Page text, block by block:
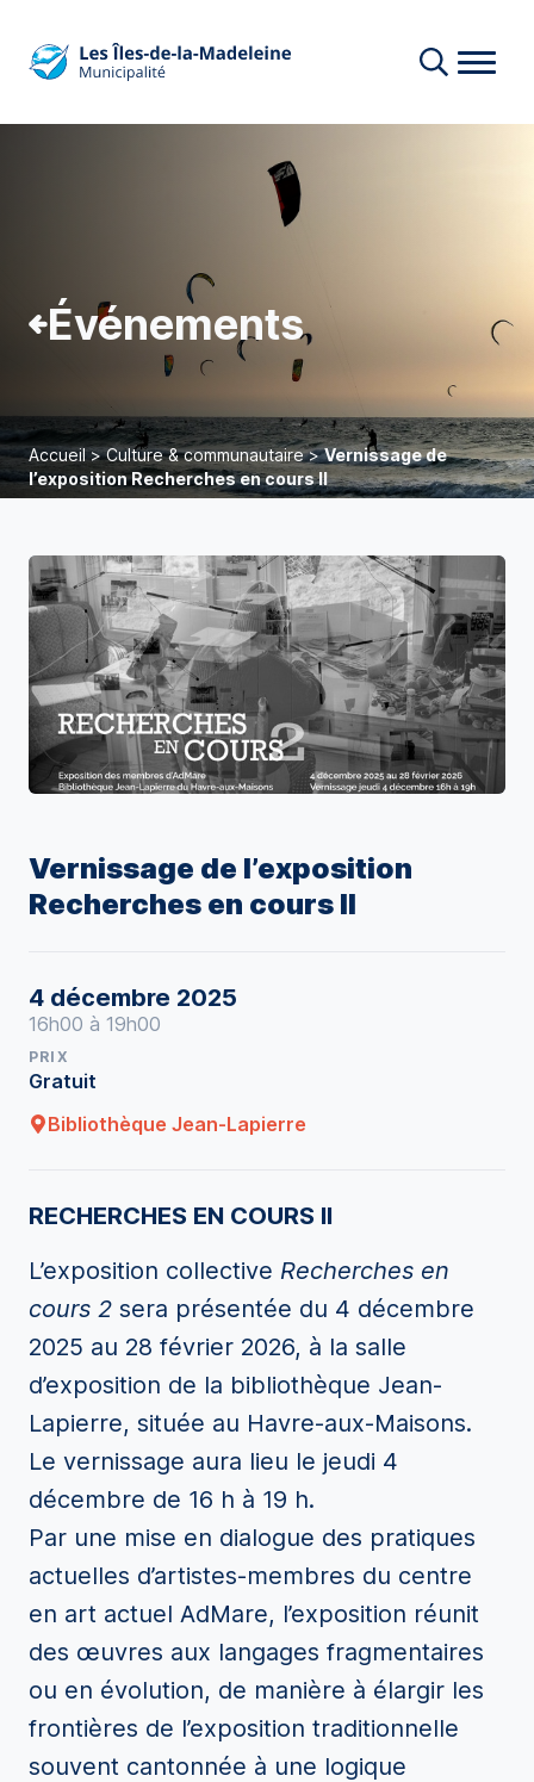
Événements
Accueil>Culture & communautaire>Vernissage de
l’exposition Recherches en cours II
Vernissage de l’exposition
Recherches en cours II
4 décembre 2025
16h00 à 19h00
PRIX
Gratuit
Bibliothèque Jean-Lapierre
RECHERCHES EN COURS II
L’exposition collective Recherches en
cours 2 sera présentée du 4 décembre
2025 au 28 février 2026, à la salle
d’exposition de la bibliothèque Jean-
Lapierre, située au Havre-aux-Maisons.
Le vernissage aura lieu le jeudi 4
décembre de 16 h à 19 h.
Par une mise en dialogue des pratiques
actuelles d’artistes-membres du centre
en art actuel AdMare, l’exposition réunit
des œuvres aux langages fragmentaires
ou en évolution, de manière à élargir les
frontières de l’exposition traditionnelle
souvent cantonnée à une logique